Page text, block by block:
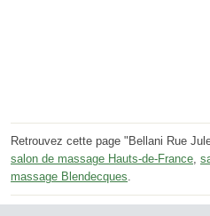
Retrouvez cette page "Bellani Rue
salon de massage Hauts-de-France,
massage Blendecques.